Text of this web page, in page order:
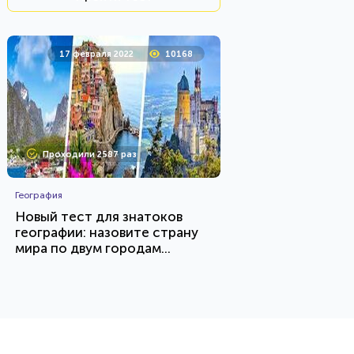
17 февраля 2022 10168
Проходили 2587 раз
География
Новый тест для знатоков
географии: назовите страну
мира по двум городам...